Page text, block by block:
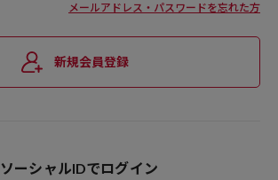
メールアドレス・パスワードを忘れた方
新規会員登録
ソーシャルIDでログイン